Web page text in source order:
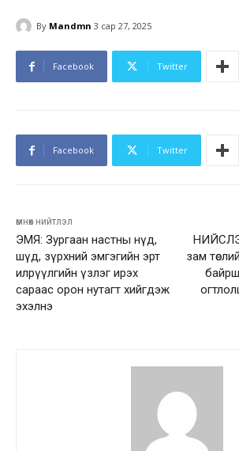
By Mandmn 3 сар 27, 2025
Facebook Twitter
Facebook Twitter
өмнөх нийтлэл
ЭМЯ: Зургаан настны нүд,
шүд, зүрхний эмгэгийн эрт
илрүүлгийн үзлэг ирэх
сараас орон нутагт хийгдэж
эхэлнэ
зам